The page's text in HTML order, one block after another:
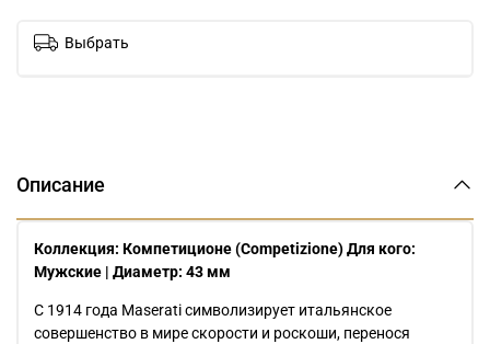
Выбрать
Описание
Коллекция: Компетиционе (Competizione) Для кого:
Мужские | Диаметр: 43 мм
С 1914 года Maserati символизирует итальянское
совершенство в мире скорости и роскоши, перенося